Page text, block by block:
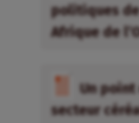
politiques
Afrique de
Un point
secteur